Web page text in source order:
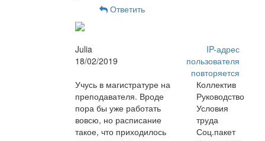
Ответить
Julia
18/02/2019
IP-адрес
пользователя
повторяется
Учусь в магистратуре на
преподавателя. Вроде
пора бы уже работать
вовсю, но расписание
такое, что приходилось
Коллектив
Руководство
Условия
труда
Соц.пакет